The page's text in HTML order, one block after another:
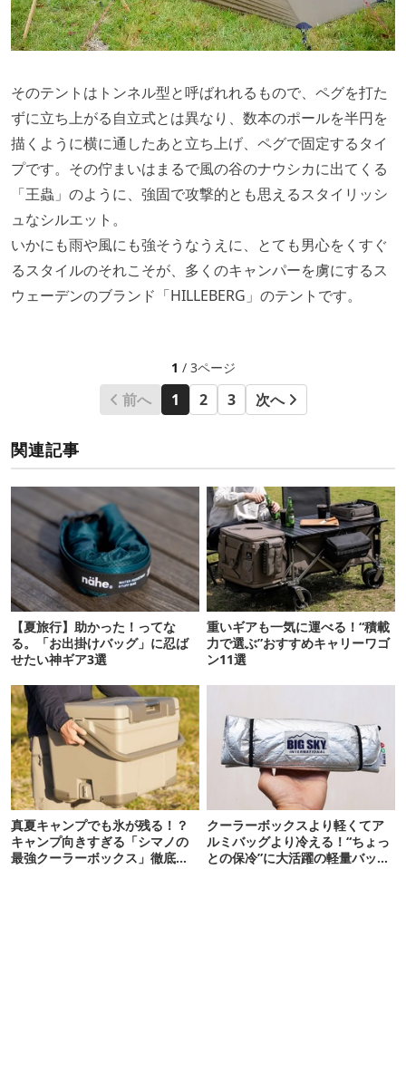
そのテントはトンネル型と呼ばれれるもので、ペグを打た
ずに立ち上がる自立式とは異なり、数本のポールを半円を
描くように横に通したあと立ち上げ、ペグで固定するタイ
プです。 その佇まいはまるで風の谷のナウシカに出てくる
「王蟲」のように、強固で攻撃的とも思えるスタイリッシ
ュなシルエット。
いかにも雨や風にも強そうなうえに、とても男心をくすぐ
るスタイルのそれこそが、多くのキャンパーを虜にするス
ウェーデンのブランド「HILLEBERG」のテントです。
1 / 3ページ
前へ 1 2 3 次へ
関連記事
【夏旅行】助かった！ってな
る。「お出掛けバッグ」に忍ば
せたい神ギア3選
重いギアも一気に運べる！“積載
力で選ぶ”おすすめキャリーワゴ
ン11選
真夏キャンプでも氷が残る！？
キャンプ向きすぎる「シマノの
最強クーラーボックス」徹底解
クーラーボックスより軽くてア
ルミバッグより冷える！“ちょっ
との保冷”に大活躍の軽量バッグ